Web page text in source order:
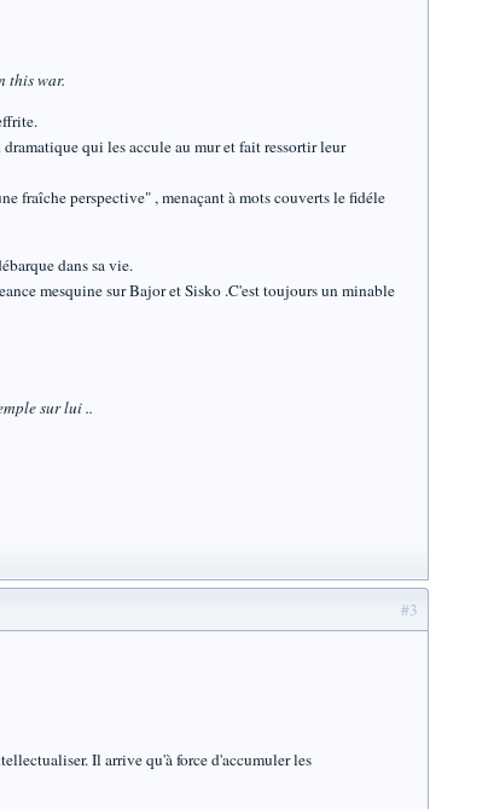
this war.
qui les accule au mur et fait ressortir leur
fraîche perspective" , menaçant à mots couverts le fidéle
dans sa vie.
mesquine sur Bajor et Sisko .C'est toujours un minable
sur lui ..
#3
Il arrive qu'à force d'accumuler les